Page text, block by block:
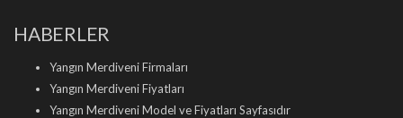
HABERLER
Yangın Merdiveni Firmaları
Yangın Merdiveni Fiyatları
Yangın Merdiveni Model ve Fiyatları Sayfasıdır